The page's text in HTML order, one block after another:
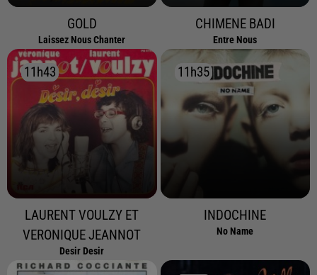
GOLD
Laissez Nous Chanter
CHIMENE BADI
Entre Nous
11h43
11h43
LAURENT VOULZY ET
VERONIQUE JEANNOT
Desir Desir
11h35
11h35
INDOCHINE
No Name